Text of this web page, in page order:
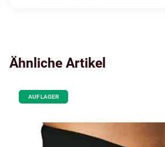
Ähnliche Artikel
AUF LAGER